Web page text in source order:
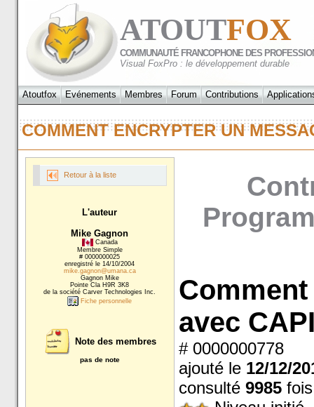
ATOUTFOX
COMMUNAUTÉ FRANCOPHONE DES
Visual FoxPro : le développement durable
Atoutfox Evénements Membres Forum Contributions
COMMENT ENCRYPTER UN
Retour à la liste
L'auteur
Mike Gagnon
Canada
Membre Simple
# 0000000025
enregistré le 14/10/2004
mike.gagnon@umana.ca
Gagnon Mike
Pointe Cla H9R 3K8
de la société Carver Technologies Inc.
Fiche personnelle
Note des membres
pas de note
avec
# 0000000778
ajouté le 12/12/
consulté 9985fois